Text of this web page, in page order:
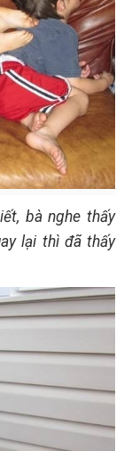
bà nghe thấy
lại thì đã thấy